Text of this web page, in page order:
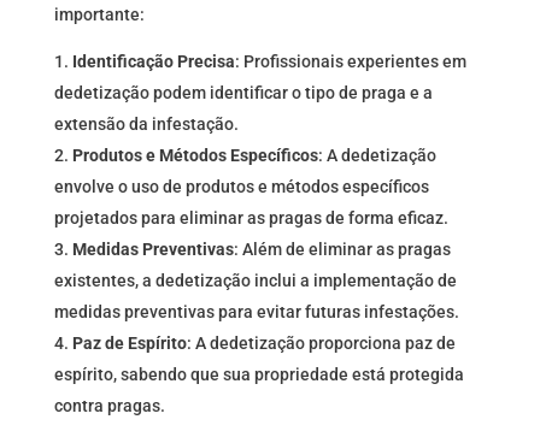
importante:
Identificação Precisa: Profissionais experientes em
dedetização podem identificar o tipo de praga e a
extensão da infestação.
Produtos e Métodos Específicos: A dedetização
envolve o uso de produtos e métodos específicos
projetados para eliminar as pragas de forma eficaz.
Medidas Preventivas: Além de eliminar as pragas
existentes, a dedetização inclui a implementação de
medidas preventivas para evitar futuras infestações.
Paz de Espírito: A dedetização proporciona paz de
espírito, sabendo que sua propriedade está protegida
contra pragas.